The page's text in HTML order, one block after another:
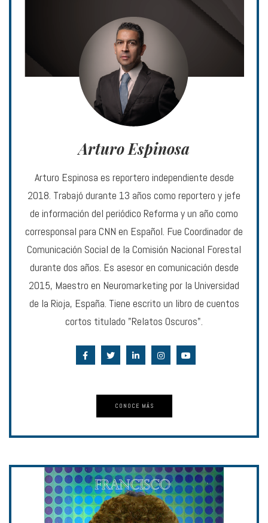
Arturo Espinosa
Arturo Espinosa es reportero independiente desde
2018. Trabajó durante 13 años como reportero y jefe
de información del periódico Reforma y un año como
corresponsal para CNN en Español. Fue Coordinador de
Comunicación Social de la Comisión Nacional Forestal
durante dos años. Es asesor en comunicación desde
2015, Maestro en Neuromarketing por la Universidad
de la Rioja, España. Tiene escrito un libro de cuentos
cortos titulado "Relatos Oscuros".
CONOCE MÁS